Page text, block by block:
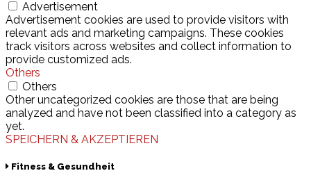
Advertisement
Advertisement cookies are used to provide visitors with
relevant ads and marketing campaigns. These cookies
track visitors across websites and collect information to
provide customized ads.
Others
Others
Other uncategorized cookies are those that are being
analyzed and have not been classified into a category as
yet.
SPEICHERN & AKZEPTIEREN
Fitness & Gesundheit